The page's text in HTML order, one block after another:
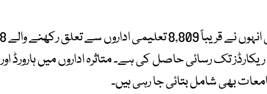
تک رسائی حاصل کی ہے۔ متاثرہ اداروں میں ہارورڈ اور
بھی شامل بتائی جا رہی ہیں۔